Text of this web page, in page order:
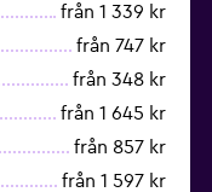
från 1 339 kr
från 747 kr
från 348 kr
från 1 645 kr
från 857 kr
från 1 597 kr